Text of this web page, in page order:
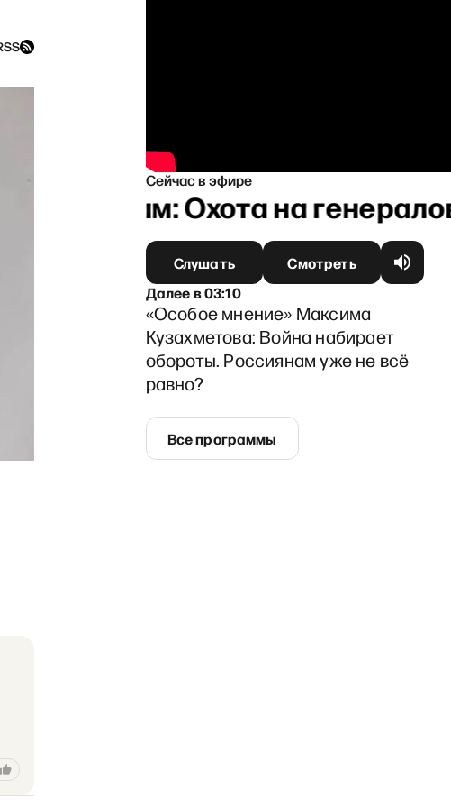
Сейчас в эфире
Охота на
Слушать
Смотреть
Далеев03:10
«Особое мнение» Максима
Кузахметова: Война набирает
обороты. Россиянам уже не всё
равно?
Все программы